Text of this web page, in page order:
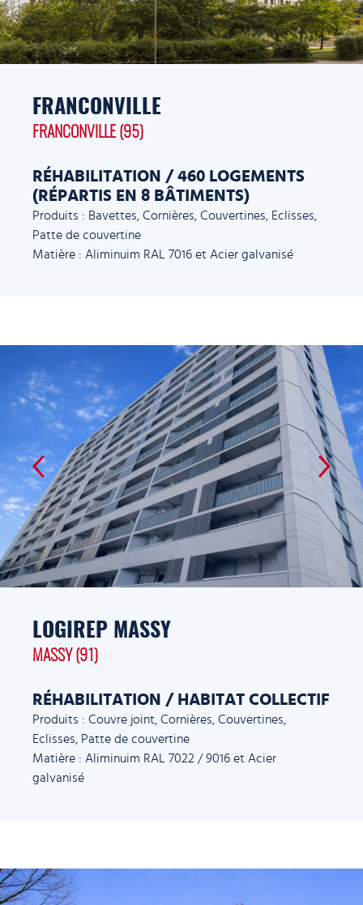
FRANCONVILLE
FRANCONVILLE (95)
RÉHABILITATION / 460 LOGEMENTS
(RÉPARTIS EN 8 BÂTIMENTS)
Produits : Bavettes, Cornières, Couvertines, Eclisses,
Patte de couvertine
Matière : Aliminuim RAL 7016 et Acier galvanisé
LOGIREP MASSY
MASSY (91)
RÉHABILITATION / HABITAT COLLECTIF
Produits : Couvre joint, Cornières, Couvertines,
Eclisses, Patte de couvertine
Matière : Aliminuim RAL 7022 / 9016 et Acier
galvanisé